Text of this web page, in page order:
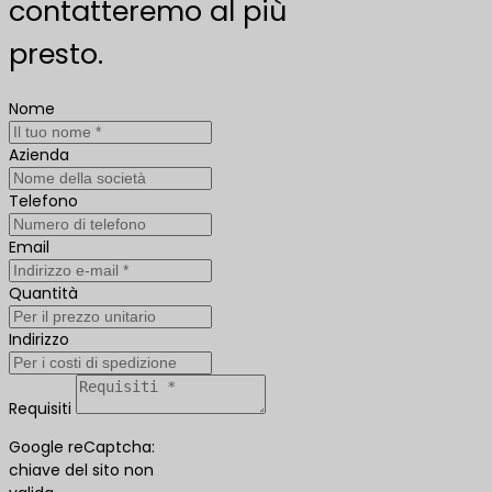
contatteremo al più
presto.
Nome
Azienda
Telefono
Email
Quantità
Indirizzo
Requisiti
Google reCaptcha:
chiave del sito non